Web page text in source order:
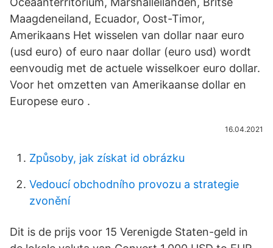
Maagdeneiland, Ecuador, Oost-Timor,
Amerikaans Het wisselen van dollar naar euro
(usd euro) of euro naar dollar (euro usd) wordt
eenvoudig met de actuele wisselkoer euro dollar.
Voor het omzetten van Amerikaanse dollar en
Europese euro .
16.04.2021
Způsoby, jak získat id obrázku
Vedoucí obchodního provozu a strategie
zvonění
Dit is de prijs voor 15 Verenigde Staten-geld in